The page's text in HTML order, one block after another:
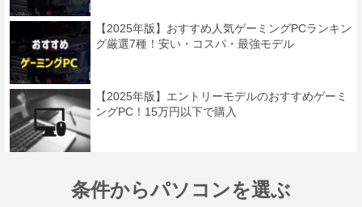
【2025年版】おすすめ人気ゲーミングPCランキン
グ厳選7種！安い・コスパ・最強モデル
【2025年版】エントリーモデルのおすすめゲーミ
ングPC！15万円以下で購入
条件からパソコンを選ぶ